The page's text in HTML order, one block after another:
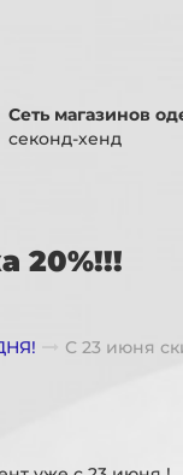
Сеть магазинов
секонд-хенд
20%!!!
С 23 июня